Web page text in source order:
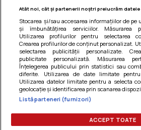
Termeni si conditii |
confidentialitate|
Atât noi, cât și partenerii noștri prelucrăm datele
Stocarea și/sau accesarea informațiilor de pe
și îmbunătățirea serviciilor. Măsurarea
Utilizarea profilurilor pentru selectarea
Crearea profilurilor de conținut personalizat.
selectarea publicității personalizate.
publicitate personalizată. Măsurarea
Înțelegerea publicului prin statistici sau
diferite. Utilizarea de date limitate
Utilizarea datelor limitate pentru a selecta
geolocație și identificarea prin scanarea
Listă parteneri (furnizori)
ACCEPT TOATE